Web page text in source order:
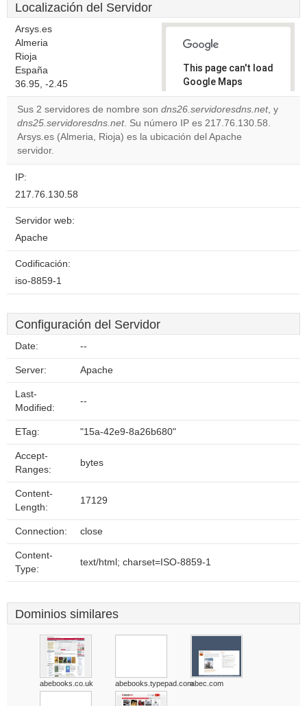
Localización del Servidor
Arsys.es
Almeria
Rioja
España
36.95, -2.45
This page can't load
Google Maps
correctly.
Do you
own this
Sus 2 servidores de nombre son dns26.servidoresdns.net, y
dns25.servidoresdns.net. Su número IP es 217.76.130.58.
Arsys.es (Almeria, Rioja) es la ubicación del Apache
servidor.
IP:
217.76.130.58
Servidor web:
Apache
Codificación:
iso-8859-1
Configuración del Servidor
Date: --
Server: Apache
Last-
Modified:
--
ETag: "15a-42e9-8a26b680"
Accept-
Ranges:
bytes
Content-
Length:
17129
Connection: close
Content-
Type:
text/html; charset=ISO-8859-1
Dominios similares
abebooks.co.uk abebooks.typepad.comabec.com